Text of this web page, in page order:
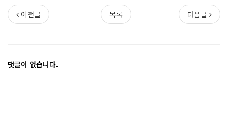
이전글 목록 다음글
댓글이 없습니다.